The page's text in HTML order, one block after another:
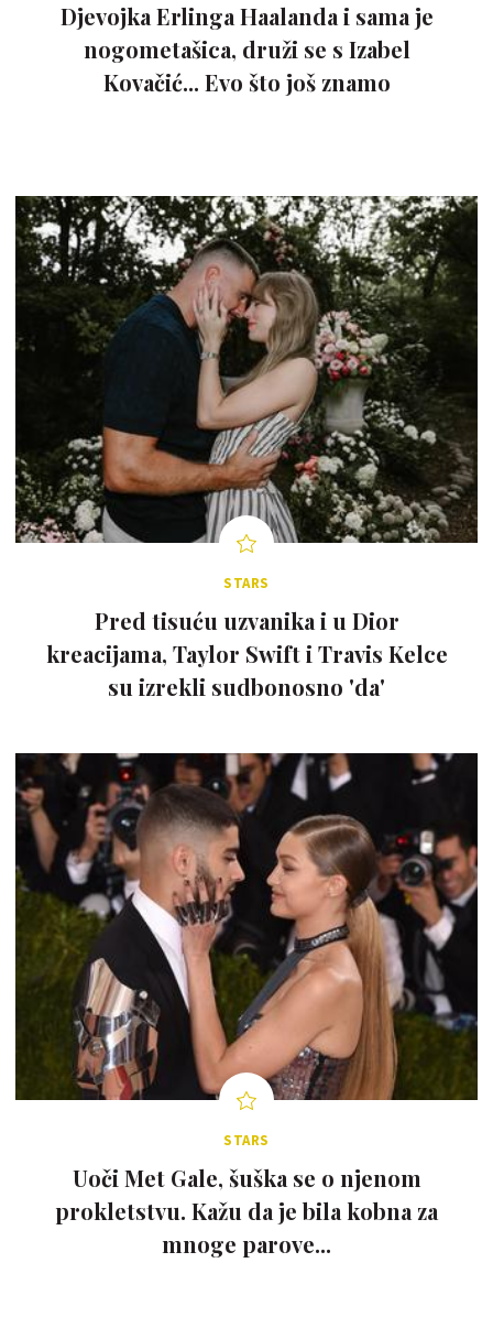
Djevojka Erlinga Haalanda i sama je
nogometašica, druži se s Izabel
Kovačić... Evo što još znamo
STARS
Pred tisuću uzvanika i u Dior
kreacijama, Taylor Swift i Travis Kelce
su izrekli sudbonosno 'da'
STARS
Uoči Met Gale, šuška se o njenom
prokletstvu. Kažu da je bila kobna za
mnoge parove...